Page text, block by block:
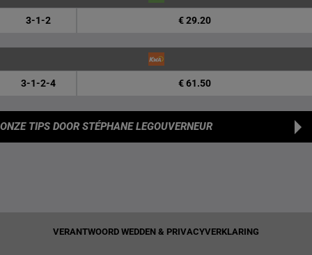
3-1-2 € 29.20
3-1-2-4 € 61.50
ONZE TIPS DOOR STÉPHANE LEGOUVERNEUR
VERANTWOORD WEDDEN & PRIVACYVERKLARING